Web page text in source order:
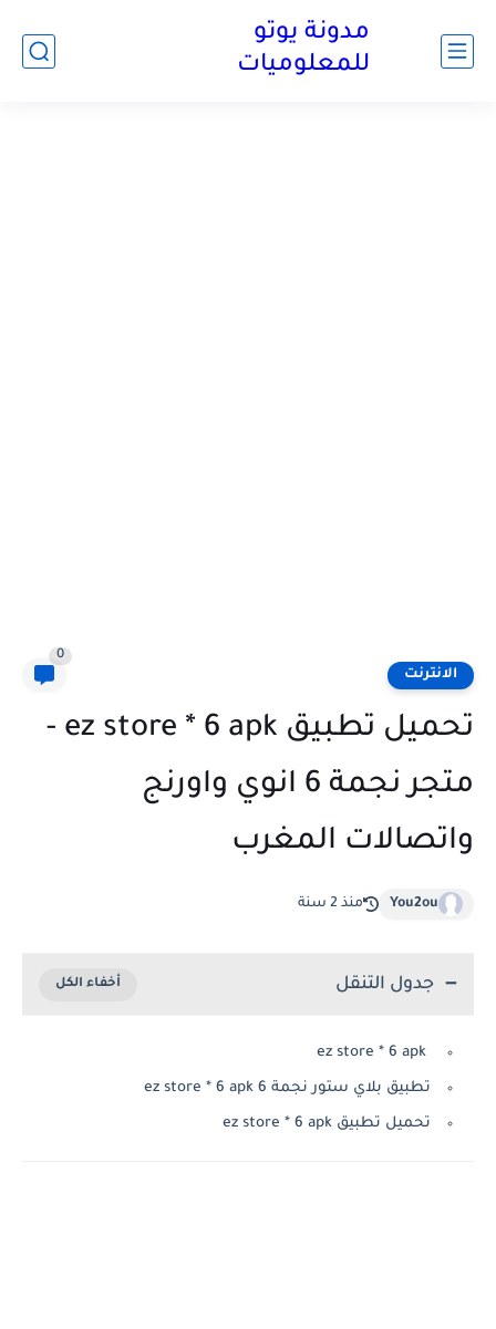
مدونة يوتو
للمعلوميات
الانترنت
0
تحميل تطبيق ez store * 6 apk -
متجر نجمة 6 انوي واورنج
واتصالات المغرب
You2ou منذ 2 سنة
جدول التنقل
تطبيق بلاي ستور نجمة 6 ez store * 6 apk
تحميل تطبيق ez store * 6 apk